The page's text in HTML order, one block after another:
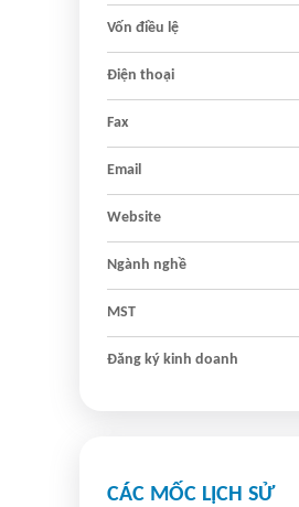
Vốn điều lệ
Điện thoại
Fax
Email
Website
Ngành nghề
MST
Đăng ký kinh doanh
CÁC MỐC LỊCH SỬ